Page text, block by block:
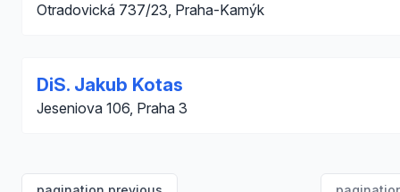
Otradovická 737/23, Praha-Kamýk
DiS. Jakub Kotas
Jeseniova 106, Praha 3